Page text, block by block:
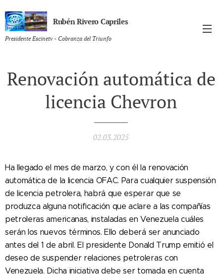
Rubén Rivero Capriles
Presidente Escinetv - Cobranza del Triunfo
Renovación automática de
licencia Chevron
02.03.2025
Ha llegado el mes de marzo, y con él la renovación
automática de la licencia OFAC. Para cualquier suspensión
de licencia petrolera, habrá que esperar que se
produzca alguna notificación que aclare a las compañías
petroleras americanas, instaladas en Venezuela cuáles
serán los nuevos términos. Ello deberá ser anunciado
antes del 1 de abril. El presidente Donald Trump emitió el
deseo de suspender relaciones petroleras con
Venezuela. Dicha iniciativa debe ser tomada en cuenta